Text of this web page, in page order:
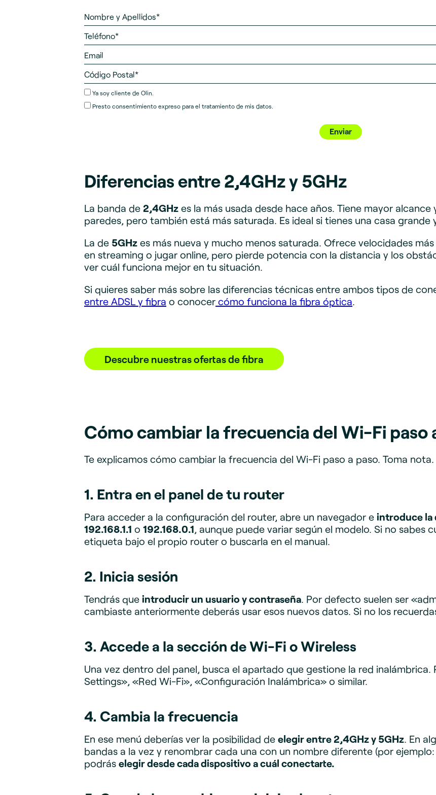
Ya soy cliente de Olin.
Presto consentimiento expreso para el tratamiento de mis datos.
Diferencias entre 2,4GHz y 5GHz
La banda de 2,4GHz es la más usada desde hace años. Tiene mayor
paredes, pero también está más saturada. Es ideal si tienes una casa grande
La de 5GHz es más nueva y mucho menos saturada. Ofrece velocidades
en streaming o jugar online, pero pierde potencia con la distancia y los
ver cuál funciona mejor en tu situación.
Si quieres saber más sobre las diferencias técnicas entre ambos tipos de
entre ADSL y fibra o conocer cómo funciona la fibra óptica.
Descubre nuestras ofertas de fibra
Cómo cambiar la frecuencia del Wi-Fi paso
Te explicamos cómo cambiar la frecuencia del Wi-Fi paso a paso. Toma nota.
1. Entra en el panel de tu router
Para acceder a la configuración del router, abre un navegador e introduce la
192.168.1.1 o 192.168.0.1, aunque puede variar según el modelo. Si no sabes
etiqueta bajo el propio router o buscarla en el manual.
2. Inicia sesión
Tendrás que introducir un usuario y contraseña. Por defecto suelen ser
cambiaste anteriormente deberás usar esos nuevos datos. Si no los
3. Accede a la sección de Wi-Fi o Wireless
Una vez dentro del panel, busca el apartado que gestione la red
Settings», «Red Wi-Fi», «Configuración Inalámbrica» o similar.
4. Cambia la frecuencia
En ese menú deberías ver la posibilidad de elegir entre 2,4GHz y 5GHz. En
bandas a la vez y renombrar cada una con un nombre diferente (por
podrás elegir desde cada dispositivo a cuál conectarte.